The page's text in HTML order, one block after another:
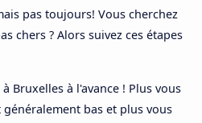
pas toujours! Vous cherchez
chers ? Alors suivez ces étapes
Bruxelles à l'avance ! Plus vous
bas et plus vous